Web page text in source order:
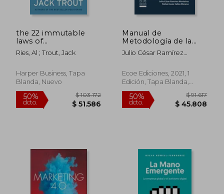
the 22 immutable
laws of
marketing,violate
them at your own
Ries, Al ; Trout, Jack
Harper Business, Tapa
Blanda, Nuevo
Manual de
Metodología de la
Investigación en
Negocios
Julio César Ramírez
Ecoe Ediciones, 2021, 1
Edición, Tapa Blanda,
Nuevo